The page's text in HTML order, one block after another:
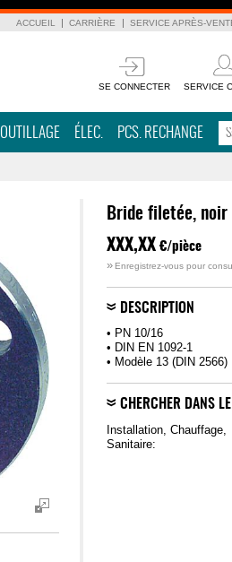
ACCUEIL CARRIÈRE SERVICE APRÈS-
SE CONNECTER SERVICE
OUTILLAGE ÉLEC. PCS. RECHANGE
Bride filetée, noir
XXX,XX €/pièce
» Enregistrez-vous pour
DESCRIPTION
• PN 10/16
• DIN EN 1092-1
• Modèle 13 (DIN 2566)
CHERCHER DANS
Installation, Chauffage,
Sanitaire: